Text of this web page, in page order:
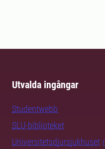
Utvalda ingångar
Studentwebb
SLU-biblioteket
Universitetsdjursjukhuset